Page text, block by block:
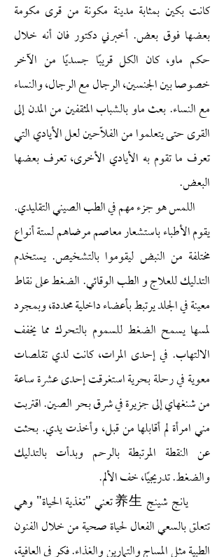
كانت بكين بمثابة مدينة مكونة من قرى مكومة
بعضها فوق بعض. أخبرني دكتور فان أنه خلال
حكم ماو، كان الكل قريبًا جسديًا من الآخر
خصوصا بين الجنسين، الرجال مع الرجال، والنساء
مع النساء. بعث ماو بالشباب المثقفين من المدن إلى
القرى حتى يتعلموا من الفلاّحين لعل الأيادي التي
تعرف ما تقوم به الأيادي الأخرى، تعرف بعضها
البعض.
اللمس هو جزء مهم في الطب الصيني التقليدي.
يقوم الأطباء باستشعار معاصم مرضاهم لستة أنواع
مختلفة من النبض ليقوموا بالتشخيص. يستخدم
التدليك للعلاج و الطب الوقائي. الضغط على نقاط
معينة في الجلد يرتبط بأعضاء داخلية محددة، وبمجرد
لمسها يسمح الضغط للسموم بالتحرك مما يخفف
الالتهاب. في إحدى المرات، كانت لدي تقلصات
معوية في رحلة بحرية استغرقت إحدى عشرة ساعة
من شنغهاي إلى جزيرة في شرق بحر الصين. اقتربت
مني امرأة لم أقابلها من قبل، وأخذت يدي. بحثت
عن النقطة المرتبطة بالرحم وبدأت بالتدليك
والضغط. تدريجيًا، خف الألم.
يانج شينج 养生 تعني "تغذية الحياة" وهي
تتعلق بالسعي الفعال لحياة صحية من خلال الفنون
الطبية مثل المساج والتمارين والغذاء. فكر في العافية،